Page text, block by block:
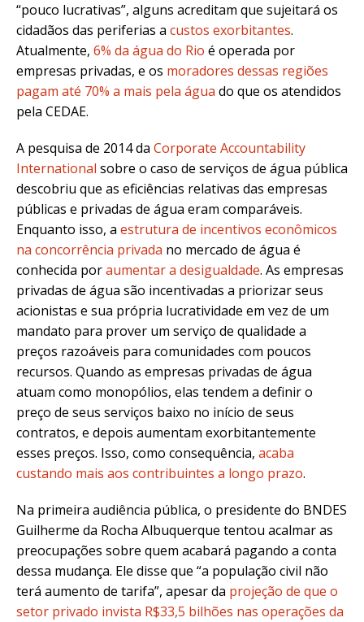
“pouco lucrativas”, alguns acreditam que sujeitará os
cidadãos das periferias a custos exorbitantes.
Atualmente, 6% da água do Rio é operada por
empresas privadas, e os moradores dessas regiões
pagam até 70% a mais pela água do que os atendidos
pela CEDAE.
A pesquisa de 2014 da Corporate Accountability
International sobre o caso de serviços de água pública
descobriu que as eficiências relativas das empresas
públicas e privadas de água eram comparáveis.
Enquanto isso, a estrutura de incentivos econômicos
na concorrência privada no mercado de água é
conhecida poraumentar a desigualdade. As empresas
privadas de água são incentivadas a priorizar seus
acionistas e sua própria lucratividade em vez de um
mandato para prover um serviço de qualidade a
preços razoáveis para comunidades com poucos
recursos. Quando as empresas privadas de água
atuam como monopólios, elas tendem a definir o
preço de seus serviços baixo no início de seus
contratos, e depois aumentam exorbitantemente
esses preços. Isso, como consequência, acaba
custando mais aos contribuintes a longo prazo.
Na primeira audiência pública, o presidente do BNDES
Guilherme da Rocha Albuquerque tentou acalmar as
preocupações sobre quem acabará pagando a conta
dessa mudança. Ele disse que “a população civil não
terá aumento de tarifa”, apesar da projeção de que o
setor privado invista R$33,5 bilhões nas operações da